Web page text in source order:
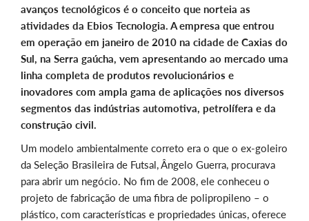
avanços tecnológicos é o conceito que norteia as
atividades da Ebios Tecnologia. A empresa que entrou
em operação em janeiro de 2010 na cidade de Caxias do
Sul, na Serra gaúcha, vem apresentando ao mercado uma
linha completa de produtos revolucionários e
inovadores com ampla gama de aplicações nos diversos
segmentos das indústrias automotiva, petrolífera e da
construção civil.
Um modelo ambientalmente correto era o que o ex-goleiro
da Seleção Brasileira de Futsal, Ângelo Guerra, procurava
para abrir um negócio. No fim de 2008, ele conheceu o
projeto de fabricação de uma fibra de polipropileno – o
plástico, com características e propriedades únicas, oferece